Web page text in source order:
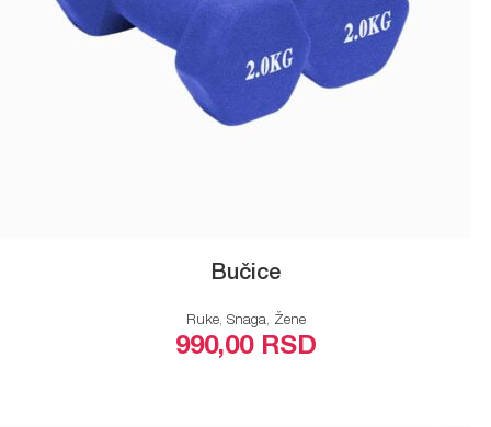
Bučice
Ruke, Snaga, Žene
990,00 RSD